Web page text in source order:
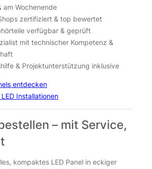
am Wochenende
zertifiziert & top bewertet
verfügbar & geprüft
mit technischer Kompetenz &
& Projektunterstützung inklusive
entdecken
Installationen
– mit Service,
kompaktes LED Panel in eckiger